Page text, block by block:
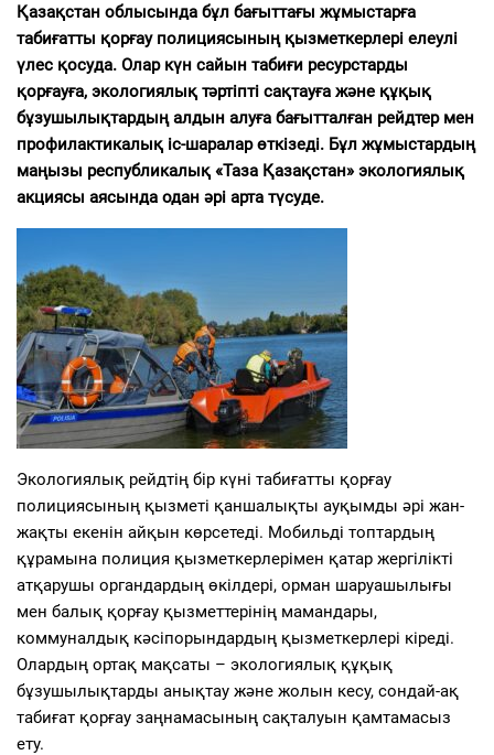
Қазақстан облысында бұл бағыттағы жұмыстарға
табиғатты қорғау полициясының қызметкерлері елеулі
үлес қосуда. Олар күн сайын табиғи ресурстарды
қорғауға, экологиялық тәртіпті сақтауға және құқық
бұзушылықтардың алдын алуға бағытталған рейдтер мен
профилактикалық іс-шаралар өткізеді. Бұл жұмыстардың
маңызы республикалық «Таза Қазақстан» экологиялық
акциясы аясында одан әрі арта түсуде.
Экологиялық рейдтің бір күні табиғатты қорғау
полициясының қызметі қаншалықты ауқымды әрі жан-
жақты екенін айқын көрсетеді. Мобильді топтардың
құрамына полиция қызметкерлерімен қатар жергілікті
атқарушы органдардың өкілдері, орман шаруашылығы
мен балық қорғау қызметтерінің мамандары,
коммуналдық кәсіпорындардың қызметкерлері кіреді.
Олардың ортақ мақсаты – экологиялық құқық
бұзушылықтарды анықтау және жолын кесу, сондай-ақ
табиғат қорғау заңнамасының сақталуын қамтамасыз
ету.